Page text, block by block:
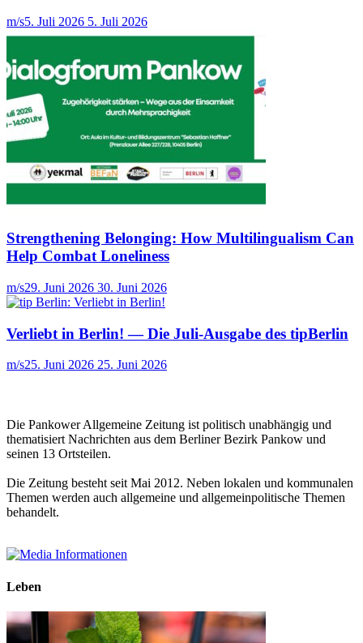
m/s5. Juli 2026 5. Juli 2026
Strengthening Belonging: How Multilingualism Can
Help Combat Loneliness
m/s29. Juni 2026 30. Juni 2026
Verliebt in Berlin! — Die Juli-Ausgabe des tipBerlin
m/s25. Juni 2026 25. Juni 2026
Die Pankower Allgemeine Zeitung ist politisch unabhängig und
thematisiert Nachrichten aus dem Berliner Bezirk Pankow und
seinen 13 Ortsteilen.
Die Zeitung besteht seit Mai 2012. Neben lokalen und kommunalen
Themen werden auch allgemeine und allgemeinpolitische Themen
behandelt.
Leben